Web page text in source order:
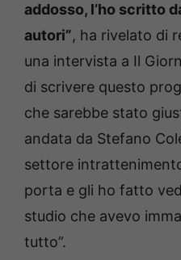
addosso, l’ho scritto
autori”, ha rivelato di
una intervista a Il
di scrivere questo
che sarebbe stato
andata da Stefano
settore
porta e gli ho fatto
studio che avevo
tutto”.